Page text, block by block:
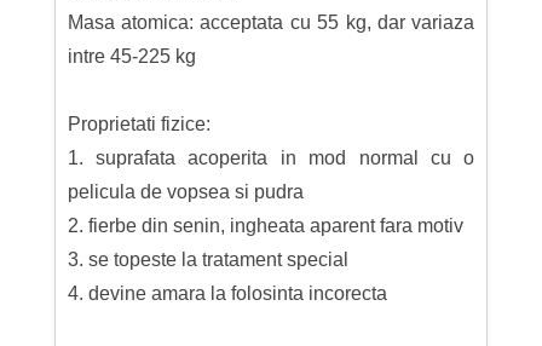
Masa atomica: acceptata cu 55 kg, dar variaza
intre 45-225 kg
Proprietati fizice:
1. suprafata acoperita in mod normal cu o
pelicula de vopsea si pudra
2. fierbe din senin, ingheata aparent fara motiv
3. se topeste la tratament special
4. devine amara la folosinta incorecta